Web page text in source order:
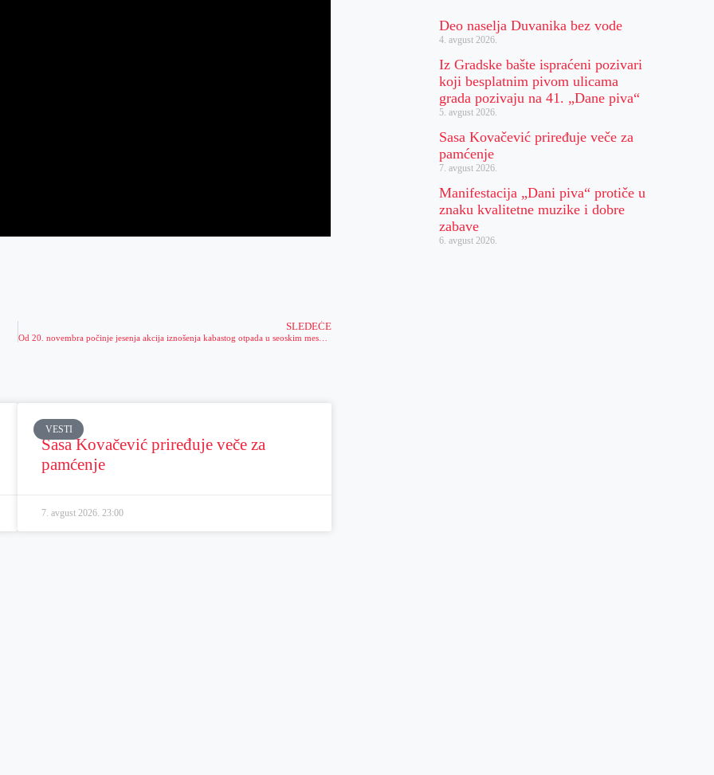
SLEDEĆE
Od 20. novembra počinje jesenja akcija iznošenja kabastog otpada u seoskim mesnim zajednicama
VESTI
Sasa Kovačević priređuje veče za
pamćenje
7. avgust 2026.23:00
Deo naselja Duvanika bez vode
4. avgust 2026.
Iz Gradske bašte ispraćeni pozivari
koji besplatnim pivom ulicama
grada pozivaju na 41. „Dane piva“
5. avgust 2026.
Sasa Kovačević priređuje veče za
pamćenje
7. avgust 2026.
Manifestacija „Dani piva“ protiče u
znaku kvalitetne muzike i dobre
zabave
6. avgust 2026.